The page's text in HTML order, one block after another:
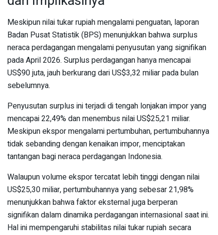
Meskipun nilai tukar rupiah mengalami penguatan, laporan
Badan Pusat Statistik (BPS) menunjukkan bahwa surplus
neraca perdagangan mengalami penyusutan yang signifikan
pada April 2026. Surplus perdagangan hanya mencapai
US$90 juta, jauh berkurang dari US$3,32 miliar pada bulan
sebelumnya.
Penyusutan surplus ini terjadi di tengah lonjakan impor yang
mencapai 22,49% dan menembus nilai US$25,21 miliar.
Meskipun ekspor mengalami pertumbuhan, pertumbuhannya
tidak sebanding dengan kenaikan impor, menciptakan
tantangan bagi neraca perdagangan Indonesia.
Walaupun volume ekspor tercatat lebih tinggi dengan nilai
US$25,30 miliar, pertumbuhannya yang sebesar 21,98%
menunjukkan bahwa faktor eksternal juga berperan
signifikan dalam dinamika perdagangan internasional saat ini.
Hal ini mempengaruhi stabilitas nilai tukar rupiah secara